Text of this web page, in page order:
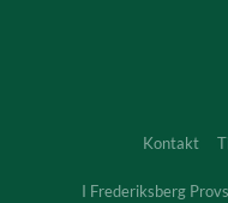
Kontakt
I Frederiksberg